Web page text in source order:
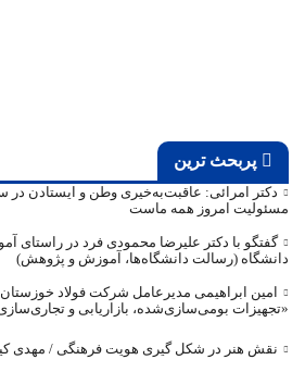
پربحث ترین
دکتر امرائی: عاقبت‌به‌خیری وطن و ایستادن
مسئولیت امروز همه ماست
گفتگو با دکتر علیرضا محمودی فرد در راستای
دانشگاه (رسالت دانشگاه‌ها، آموزش و پژوهش)
امین ابراهیمی مدیرعامل شرکت فولاد
«تجهیزات بومی‌سازی‌شده، بازاریابی و
نقش هنر در شکل گیری هویت فرهنگی / مهدی